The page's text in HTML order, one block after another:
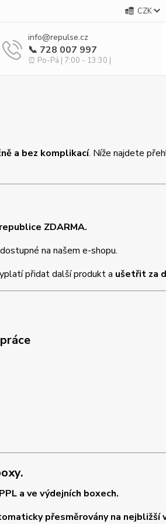
CZK
info@repulse.cz
📞 728 007 997
⏰ Po-Pá | 7:00 - 13:30 |
a bez komplikací. Níže najdete
ZDARMA.
na našem e-shopu.
přidat další produkt a ušetřit za
a ve výdejních boxech.
přesměrovány na nejbližší